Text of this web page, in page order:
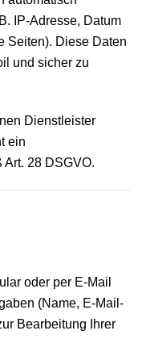
IP-Adresse, Datum
Seiten). Diese Daten
und sicher zu
Dienstleister
ein
28 DSGVO.
oder per E-Mail
(Name, E-Mail-
Bearbeitung Ihrer